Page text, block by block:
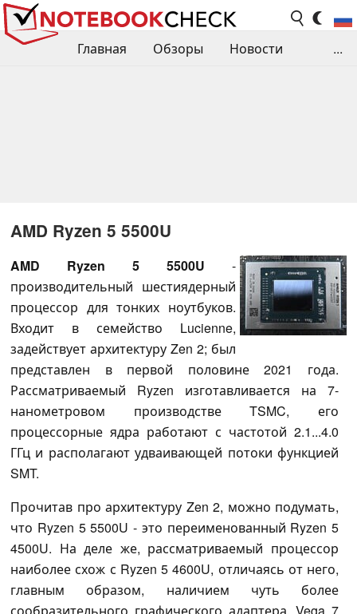
Главная Обзоры
Новости
...
AMD Ryzen 5 5500U
AMD Ryzen 5 5500U -
производительный шестиядерный
процессор для тонких ноутбуков.
Входит в семейство Lucienne,
задействует архитектуру Zen 2; был
представлен в первой половине 2021 года.
Рассматриваемый Ryzen изготавливается на 7-
нанометровом производстве TSMC, его
процессорные ядра работают с частотой 2.1...4.0
ГГц и располагают удваивающей потоки функцией
SMT.
Прочитав про архитектуру Zen 2, можно подумать,
что Ryzen 5 5500U - это переименованный Ryzen 5
4500U. На деле же, рассматриваемый процессор
наиболее схож с Ryzen 5 4600U, отличаясь от него,
главным образом, наличием чуть более
сообразительного графического адаптера, Vega 7